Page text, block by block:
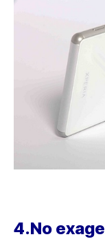
4.No